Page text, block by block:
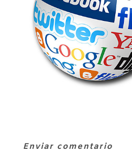
Enviar comentario